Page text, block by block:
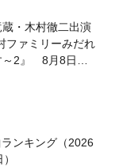
・木村徹二出演
ファミリーみだれ
～2』 8月8日
ンキング（2026